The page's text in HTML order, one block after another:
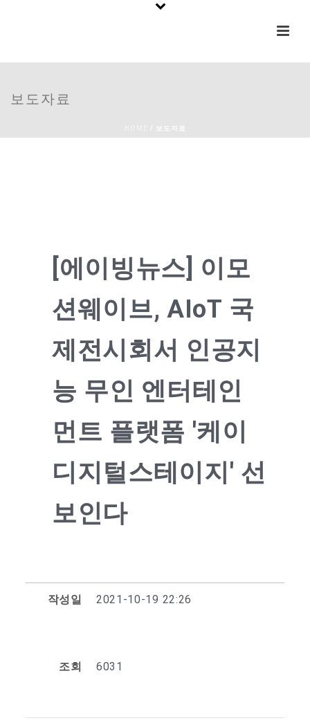
보도자료
/ 보도자료
[에이빙뉴스] 이모
션웨이브, AIoT 국
제전시회서 인공지
능 무인 엔터테인
먼트 플랫폼 '케이
디지털스테이지' 선
보인다
작성일 2021-10-19 22:26
조회 6031